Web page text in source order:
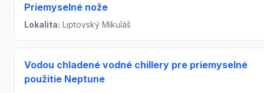
Priemyselné nože
Lokalita: Liptovský Mikuláš
Vodou chladené vodné chillery pre priemyselné
použitie Neptune